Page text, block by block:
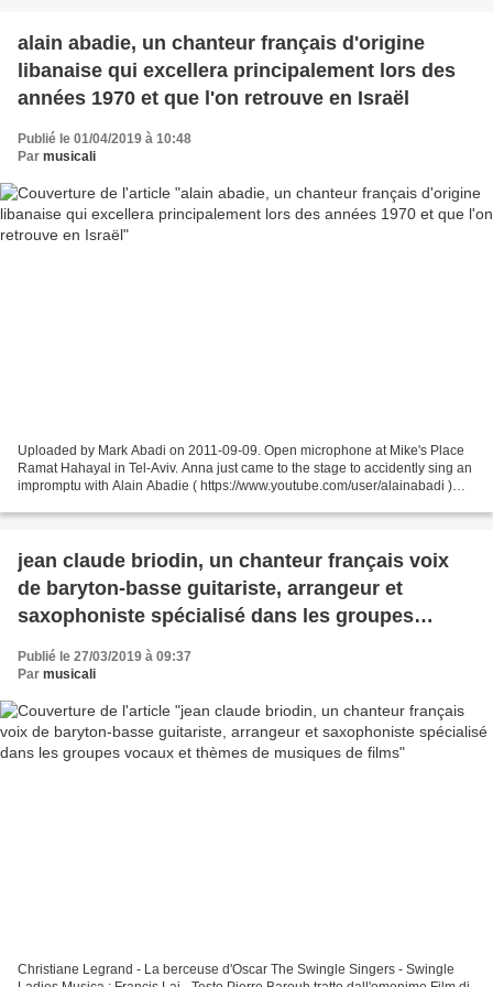
alain abadie, un chanteur français d'origine
libanaise qui excellera principalement lors des
années 1970 et que l'on retrouve en Israël
Publié le 01/04/2019 à 10:48
Par musicali
Uploaded by Mark Abadi on 2011-09-09. Open microphone at Mike's Place
Ramat Hahayal in Tel-Aviv. Anna just came to the stage to accidently sing an
impromptu with Alain Abadie ( https://www.youtube.com/user/alainabadi )
jean claude briodin, un chanteur français voix
de baryton-basse guitariste, arrangeur et
saxophoniste spécialisé dans les groupes
vocaux et thèmes de musiques de films
Publié le 27/03/2019 à 09:37
Par musicali
Christiane Legrand - La berceuse d'Oscar The Swingle Singers - Swingle